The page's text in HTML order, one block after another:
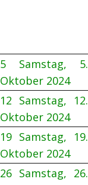
5
Samstag, 5.
Oktober 2024
12 Samstag, 12.
Oktober 2024
19 Samstag, 19.
Oktober 2024
26 Samstag, 26.